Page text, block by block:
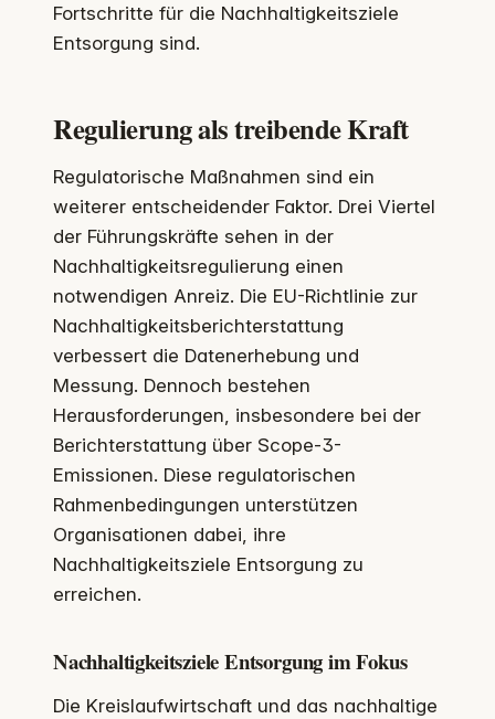
Fortschritte für die Nachhaltigkeitsziele
Entsorgung sind.
Regulierung als treibende Kraft
Regulatorische Maßnahmen sind ein
weiterer entscheidender Faktor. Drei Viertel
der Führungskräfte sehen in der
Nachhaltigkeitsregulierung einen
notwendigen Anreiz. Die EU-Richtlinie zur
Nachhaltigkeitsberichterstattung
verbessert die Datenerhebung und
Messung. Dennoch bestehen
Herausforderungen, insbesondere bei der
Berichterstattung über Scope-3-
Emissionen. Diese regulatorischen
Rahmenbedingungen unterstützen
Organisationen dabei, ihre
Nachhaltigkeitsziele Entsorgung zu
erreichen.
Nachhaltigkeitsziele Entsorgung im Fokus
Die Kreislaufwirtschaft und das nachhaltige